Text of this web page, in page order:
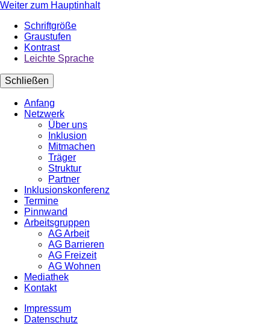
Weiter zum Hauptinhalt
Schriftgröße
Graustufen
Kontrast
Leichte Sprache
Schließen
Anfang
Netzwerk
Über uns
Inklusion
Mitmachen
Träger
Struktur
Partner
Inklusionskonferenz
Termine
Pinnwand
Arbeitsgruppen
AG Arbeit
AG Barrieren
AG Freizeit
AG Wohnen
Mediathek
Kontakt
Impressum
Datenschutz